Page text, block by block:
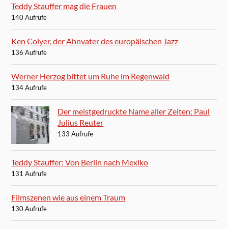
Teddy Stauffer mag die Frauen
140 Aufrufe
Ken Colyer, der Ahnvater des europäischen Jazz
136 Aufrufe
Werner Herzog bittet um Ruhe im Regenwald
134 Aufrufe
Der meistgedruckte Name aller Zeiten: Paul
Julius Reuter
133 Aufrufe
Teddy Stauffer: Von Berlin nach Mexiko
131 Aufrufe
Filmszenen wie aus einem Traum
130 Aufrufe